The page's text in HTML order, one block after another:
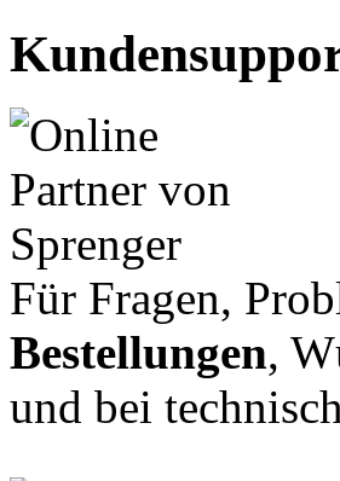
Für Fragen,
Bestellungen,
und bei